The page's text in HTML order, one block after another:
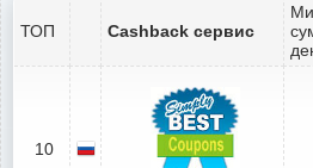
ТОП Cashback сервис
10